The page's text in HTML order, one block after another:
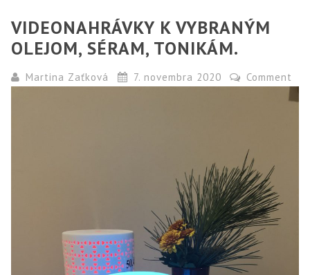
VIDEONAHRÁVKY K VYBRANÝM
OLEJOM, SÉRAM, TONIKÁM.
Martina Zaťková 7. novembra 2020 Comment